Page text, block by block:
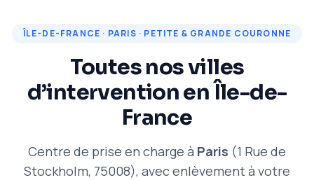
ÎLE-DE-FRANCE · PARIS · PETITE & GRANDE COURONNE
Toutes nos villes
d’intervention en Île-de-
France
Centre de prise en charge à Paris (1 Rue de
Stockholm, 75008), avec enlèvement à votre